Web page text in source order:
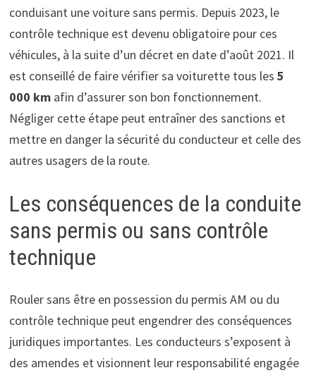
conduisant une voiture sans permis. Depuis 2023, le
contrôle technique est devenu obligatoire pour ces
véhicules, à la suite d’un décret en date d’août 2021. Il
est conseillé de faire vérifier sa voiturette tous les 5
000 kmafin d’assurer son bon fonctionnement.
Négliger cette étape peut entraîner des sanctions et
mettre en danger la sécurité du conducteur et celle des
autres usagers de la route.
Les conséquences de la conduite
sans permis ou sans contrôle
technique
Rouler sans être en possession du permis AM ou du
contrôle technique peut engendrer des conséquences
juridiques importantes. Les conducteurs s’exposent à
des amendes et visionnent leur responsabilité engagée